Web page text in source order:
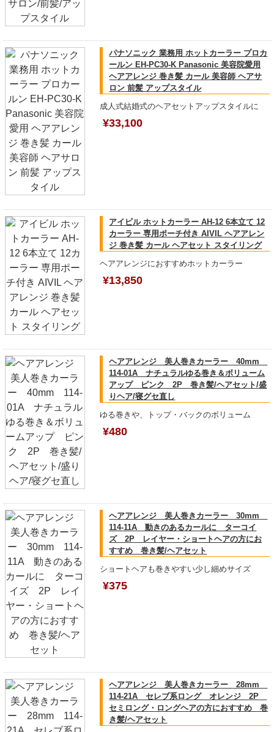
パナソニック 業務用 ホットカーラー プロカ
ールン EH-PC30-K Panasonic 美容院愛用
ヘアアレンジ 巻き髪 カール 美容師 ヘアサ
ロン 前髪 アップスタイル
成人式結婚式のヘアセットアップスタイルに
¥33,100
アイビル ホットカーラー AH-12 6本立て 12
カーラー 専用ポーチ付き AIVIL ヘアアレン
ジ 巻き髪 カール ヘアセット スタイリング
ヘアアレンジにおすすめホットカーラー
¥13,850
ヘアアレンジ 美人巻きカーラー 40mm
114-01A ナチュラルゆる巻き＆ボリューム
アップ ピンク 2P 巻き髪/ヘアセット/盛
りヘア/寝グセ直し
ゆる巻きや、トップ・バックのボリューム
¥480
ヘアアレンジ 美人巻きカーラー 30mm
114-11A 動きのあるカールに ターコイ
ズ 2P レイヤー・ショートヘアの方にお
すすめ 巻き髪/ヘアセット
ショートヘアも巻きやすい少し細めサイズ
¥375
ヘアアレンジ 美人巻きカーラー 28mm
114-21A セレブ系ロング オレンジ 2P
セミロング・ロングヘアの方におすすめ 巻
き髪/ヘアセット